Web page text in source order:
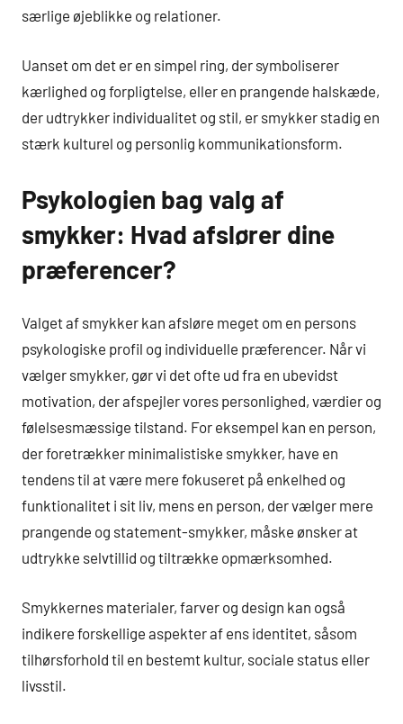
særlige øjeblikke og relationer.
Uanset om det er en simpel ring, der symboliserer
kærlighed og forpligtelse, eller en prangende halskæde,
der udtrykker individualitet og stil, er smykker stadig en
stærk kulturel og personlig kommunikationsform.
Psykologien bag valg af
smykker: Hvad afslører dine
præferencer?
Valget af smykker kan afsløre meget om en persons
psykologiske profil og individuelle præferencer. Når vi
vælger smykker, gør vi det ofte ud fra en ubevidst
motivation, der afspejler vores personlighed, værdier og
følelsesmæssige tilstand. For eksempel kan en person,
der foretrækker minimalistiske smykker, have en
tendens til at være mere fokuseret på enkelhed og
funktionalitet i sit liv, mens en person, der vælger mere
prangende og statement-smykker, måske ønsker at
udtrykke selvtillid og tiltrække opmærksomhed.
Smykkernes materialer, farver og design kan også
indikere forskellige aspekter af ens identitet, såsom
tilhørsforhold til en bestemt kultur, sociale status eller
livsstil.